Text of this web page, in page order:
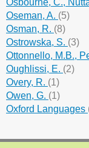
Oseman, A. (5)
Osman, R. (8)
Ostrowska, S. (3)
Ottonnello, M.B.,
Oughlissi, E. (2)
Overy, R. (1)
Owen, G. (1)
Oxford Languages